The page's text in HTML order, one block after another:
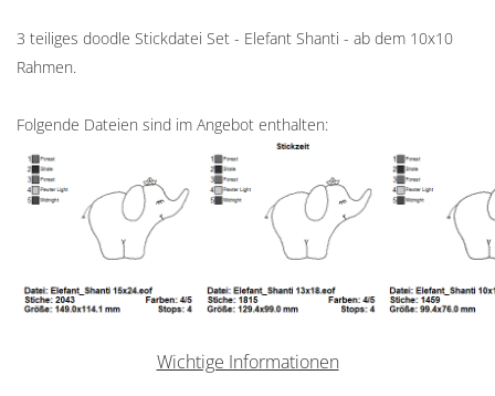
3 teiliges doodle Stickdatei Set - Elefant Shanti - ab dem 10x10
Rahmen.
Folgende Dateien sind im Angebot enthalten:
Wichtige Informationen